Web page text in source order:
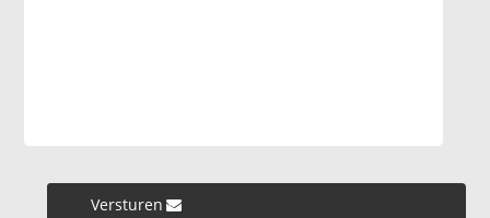
Versturen »